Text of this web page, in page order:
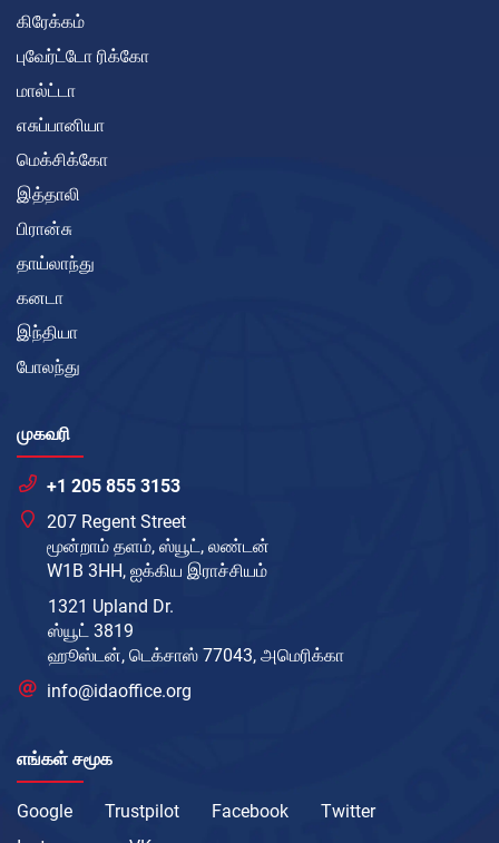
கிரேக்கம்
புவேர்ட்டோ ரிக்கோ
மால்ட்டா
எசுப்பானியா
மெக்சிக்கோ
இத்தாலி
பிரான்சு
தாய்லாந்து
கனடா
இந்தியா
போலந்து
முகவரி
+1 205 855 3153
207 Regent Street
மூன்றாம் தளம், ஸ்யூட், லண்டன்
W1B 3HH, ஐக்கிய இராச்சியம்
1321 Upland Dr.
ஸ்யூட் 3819
ஹூஸ்டன், டெக்சாஸ் 77043, அமெரிக்கா
info@idaoffice.org
எங்கள் சமூக
Google Trustpilot Facebook
Twitter